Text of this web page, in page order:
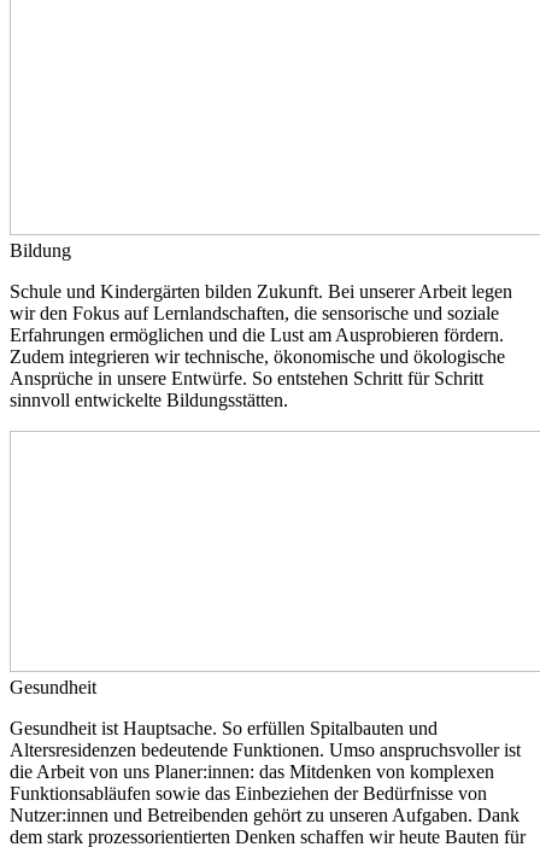
Bildung
Schule und Kindergärten bilden Zukunft. Bei unserer Arbeit legen
wir den Fokus auf Lernlandschaften, die sensorische und soziale
Erfahrungen ermöglichen und die Lust am Ausprobieren fördern.
Zudem integrieren wir technische, ökonomische und ökologische
Ansprüche in unsere Entwürfe. So entstehen Schritt für Schritt
sinnvoll entwickelte Bildungsstätten.
Gesundheit
Gesundheit ist Hauptsache. So erfüllen Spitalbauten und
Altersresidenzen bedeutende Funktionen. Umso anspruchsvoller ist
die Arbeit von uns Planer:innen: das Mitdenken von komplexen
Funktionsabläufen sowie das Einbeziehen der Bedürfnisse von
Nutzer:innen und Betreibenden gehört zu unseren Aufgaben. Dank
dem stark prozessorientierten Denken schaffen wir heute Bauten für